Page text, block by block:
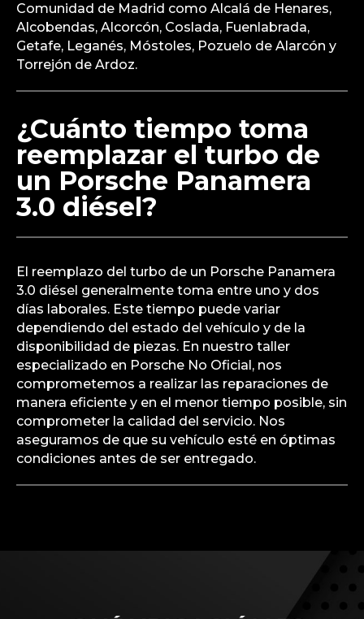
Comunidad de Madrid como Alcalá de Henares,
Alcobendas, Alcorcón, Coslada, Fuenlabrada,
Getafe, Leganés, Móstoles, Pozuelo de Alarcón y
Torrejón de Ardoz.
¿Cuánto tiempo toma
reemplazar el turbo de
un Porsche Panamera
3.0 diésel?
El reemplazo del turbo de un Porsche Panamera
3.0 diésel generalmente toma entre uno y dos
días laborales. Este tiempo puede variar
dependiendo del estado del vehículo y de la
disponibilidad de piezas. En nuestro taller
especializado en Porsche No Oficial, nos
comprometemos a realizar las reparaciones de
manera eficiente y en el menor tiempo posible, sin
comprometer la calidad del servicio. Nos
aseguramos de que su vehículo esté en óptimas
condiciones antes de ser entregado.